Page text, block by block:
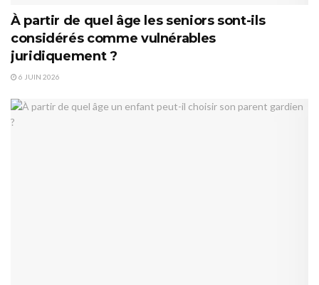
À partir de quel âge les seniors sont-ils
considérés comme vulnérables
juridiquement ?
6 JUIN 2026